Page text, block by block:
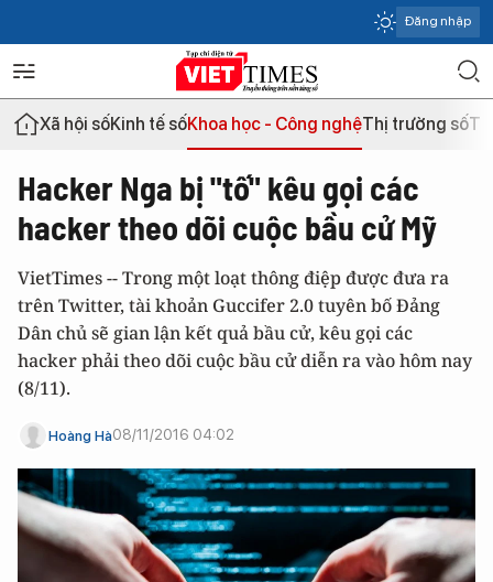
Đăng nhập
Xã hội sốKinh tế sốKhoa học - Công nghệThị trường số
Hacker Nga bị "tố" kêu gọi các
hacker theo dõi cuộc bầu cử Mỹ
VietTimes -- Trong một loạt thông điệp được đưa ra
trên Twitter, tài khoản Guccifer 2.0 tuyên bố Đảng
Dân chủ sẽ gian lận kết quả bầu cử, kêu gọi các
hacker phải theo dõi cuộc bầu cử diễn ra vào hôm nay
(8/11).
Hoàng Hà08/11/2016 04:02